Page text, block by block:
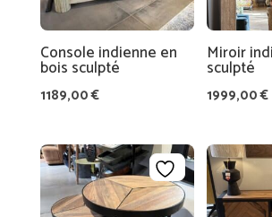
Console indienne en
bois sculpté
1189,00€
Miroir
sculpté
1999,00€